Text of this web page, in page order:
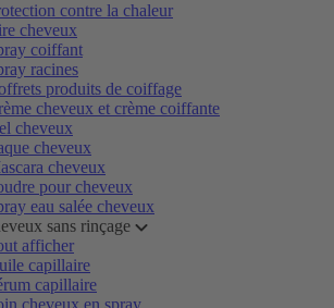
contre la chaleur
cheveux
coiffant
racines
produits de coiffage
cheveux et crème coiffante
cheveux
cheveux
cheveux
pour cheveux
eau salée cheveux
sans rinçage
afficher
capillaire
capillaire
cheveux en spray